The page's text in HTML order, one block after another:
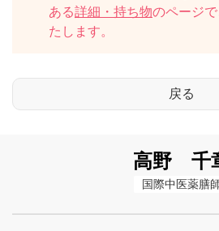
ある詳細・持ち物のページ
たします。
高野 千
国際中医薬膳